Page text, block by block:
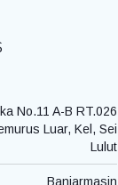
No.11 A-B RT.026
Luar, Kel, Sei
Lulut
Banjarmasin